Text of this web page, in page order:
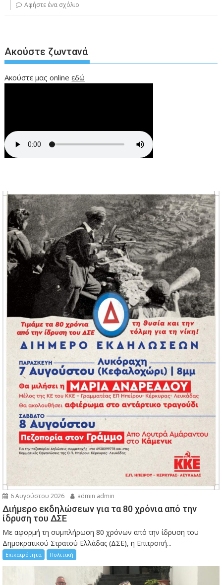
Αφήστε ένα σχόλιο
Ακούστε ζωντανά
Ακούστε μας onlineεδώ
6 Αυγούστου 2026 admin admin
Διήμερο εκδηλώσεων για τα 80 χρόνια από την
ίδρυση του ΔΣΕ
Με αφορμή τη συμπλήρωση 80 χρόνων από την ίδρυση του
Δημοκρατικού Στρατού Ελλάδας (ΔΣΕ), η Επιτροπή...
Επικαιρότητα Πολιτική